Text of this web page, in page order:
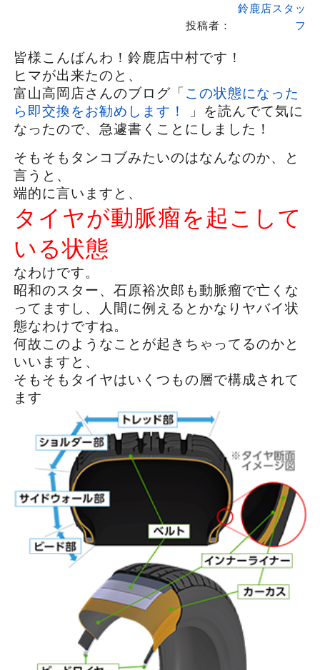
投稿者：
鈴鹿店スタッ
フ
皆様こんばんわ！鈴鹿店中村です！
ヒマが出来たのと、
富山高岡店さんのブログ「 この状態になった
ら即交換をお勧めします！
」を読んでて気に
なったので、急遽書くことにしました！
そもそもタンコブみたいのはなんなのか、と
言うと、
端的に言いますと、
タイヤが動脈瘤を起こして
いる状態
なわけです。
昭和のスター、石原裕次郎も動脈瘤で亡くな
ってますし、人間に例えるとかなりヤバイ状
態なわけですね。
何故このようなことが起きちゃってるのかと
いいますと、
そもそもタイヤはいくつもの層で構成されて
ます